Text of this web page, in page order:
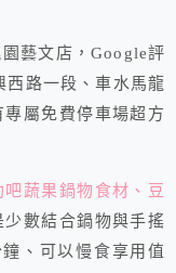
藝文店，Google評
路一段、車水馬龍
屬免費停車場超方
吧蔬果鍋物食材、豆
少數結合鍋物與手搖
、可以慢食享用值